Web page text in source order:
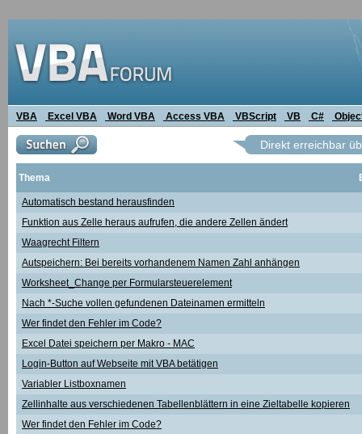
VBA Excel VBA Word VBA Access VBA VBScript VB C#
Direkt erreichbar
Thema
Automatisch bestand herausfinden
Funktion aus Zelle heraus aufrufen, die andere Zellen ändert
Waagrecht Filtern
Autspeichern: Bei bereits vorhandenem Namen Zahl anhängen
Worksheet_Change per Formularsteuerelement
Nach *-Suche vollen gefundenen Dateinamen ermitteln
Wer findet den Fehler im Code?
Excel Datei speichern per Makro - MAC
Login-Button auf Webseite mit VBA betätigen
Variabler Listboxnamen
Zellinhalte aus verschiedenen Tabellenblättern in eine Zieltabelle kopieren
Wer findet den Fehler im Code?